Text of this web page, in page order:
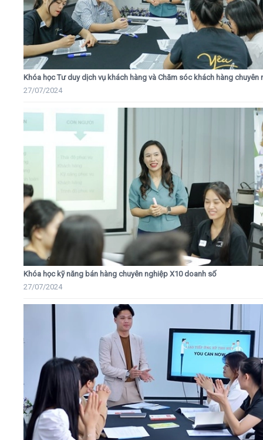
Khóa học Tư duy dịch vụ khách hàng và Chăm sóc khách hàng chuyên
27/07/2024
Khóa học kỹ năng bán hàng chuyên nghiệp X10 doanh số
27/07/2024